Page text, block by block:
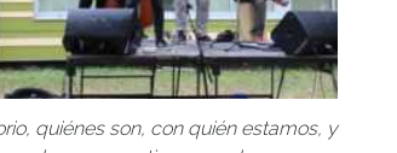
quiénes son, con quién estamos, y